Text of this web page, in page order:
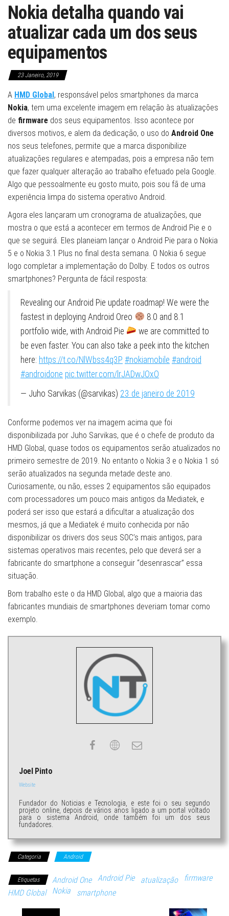
Nokia detalha quando vai
atualizar cada um dos seus
equipamentos
23 Janeiro, 2019
A HMD Global, responsável pelos smartphones da marca
Nokia, tem uma excelente imagem em relação às atualizações
de firmware dos seus equipamentos. Isso acontece por
diversos motivos, e alem da dedicação, o uso do Android One
nos seus telefones, permite que a marca disponibilize
atualizações regulares e atempadas, pois a empresa não tem
que fazer qualquer alteração ao trabalho efetuado pela Google.
Algo que pessoalmente eu gosto muito, pois sou fã de uma
experiência limpa do sistema operativo Android.
Agora eles lançaram um cronograma de atualizações, que
mostra o que está a acontecer em termos de Android Pie e o
que se seguirá. Eles planeiam lançar o Android Pie para o Nokia
5 e o Nokia 3.1 Plus no final desta semana. O Nokia 6 segue
logo completar a implementação do Dolby. E todos os outros
smartphones? Pergunta de fácil resposta:
Revealing our Android Pie update roadmap! We were the
fastest in deploying Android Oreo
8.0 and 8.1
portfolio wide, with Android Pie
we are committed to
be even faster. You can also take a peek into the kitchen
here: https://t.co/NlWbss4q3P #nokiamobile #android
#androidone pic.twitter.com/lrJADwJOxO
— Juho Sarvikas (@sarvikas) 23 de janeiro de 2019
Conforme podemos ver na imagem acima que foi
disponibilizada por Juho Sarvikas, que é o chefe de produto da
HMD Global, quase todos os equipamentos serão atualizados no
primeiro semestre de 2019. No entanto o Nokia 3 e o Nokia 1 só
serão atualizados na segunda metade deste ano.
Curiosamente, ou não, esses 2 equipamentos são equipados
com processadores um pouco mais antigos da Mediatek, e
poderá ser isso que estará a dificultar a atualização dos
mesmos, já que a Mediatek é muito conhecida por não
disponibilizar os drivers dos seus SOC’s mais antigos, para
sistemas operativos mais recentes, pelo que deverá ser a
fabricante do smartphone a conseguir “desenrascar” essa
situação.
Bom trabalho este o da HMD Global, algo que a maioria das
fabricantes mundiais de smartphones deveriam tomar como
exemplo.
Joel Pinto
Website
Fundador do Noticias e Tecnologia, e este foi o seu segundo
projeto online, depois de vários anos ligado a um portal voltado
para o sistema Android, onde também foi um dos seus
fundadores.
Categoria Android
Etiquetas Android One Android Pie atualização
firmware
HMD Global
Nokia smartphone